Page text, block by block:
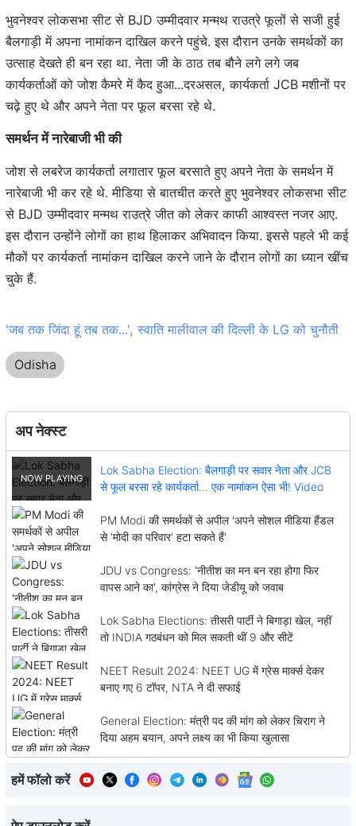
भुवनेश्वर लोकसभा सीट से BJD उम्मीदवार मन्मथ राउत्रे फूलों से सजी हुई
बैलगाड़ी में अपना नामांकन दाखिल करने पहुंचे. इस दौरान उनके समर्थकों का
उत्साह देखते ही बन रहा था. नेता जी के ठाठ तब बौने लगे लगे जब
कार्यकर्ताओं को जोश कैमरे में कैद हुआ...दरअसल, कार्यकर्ता JCB मशीनों पर
चढ़े हुए थे और अपने नेता पर फूल बरसा रहे थे.
समर्थन में नारेबाजी भी की
जोश से लबरेज कार्यकर्ता लगातार फूल बरसाते हुए अपने नेता के समर्थन में
नारेबाजी भी कर रहे थे. मीडिया से बातचीत करते हुए भुवनेश्वर लोकसभा सीट
से BJD उम्मीदवार मन्मथ राउत्रे जीत को लेकर काफी आश्वस्त नजर आए.
इस दौरान उन्होंने लोगों का हाथ हिलाकर अभिवादन किया. इससे पहले भी कई
मौकों पर कार्यकर्ता नामांकन दाखिल करने जाने के दौरान लोगों का ध्यान खींच
चुके हैं.
'जब तक जिंदा हूं तब तक...', स्वाति मालीवाल की दिल्ली के LG को चुनौती
Odisha
अप नेक्स्ट
Lok Sabha Election: बैलगाड़ी पर सवार नेता और JCB
से फूल बरसा रहे कार्यकर्ता... एक नामांकन ऐसा भी! Video
PM Modi की समर्थकों से अपील 'अपने सोशल मीडिया हैंडल
से 'मोदी का परिवार' हटा सकते हैं'
JDU vs Congress: 'नीतीश का मन बन रहा होगा फिर
वापस आने का', कांग्रेस ने दिया जेडीयू को जवाब
Lok Sabha Elections: तीसरी पार्टी ने बिगाड़ा खेल, नहीं
तो INDIA गठबंधन को मिल सकती थीं 9 और सीटें
NEET Result 2024: NEET UG में ग्रेस मार्क्स देकर
बनाए गए 6 टॉपर, NTA ने दी सफाई
General Election: मंत्री पद की मांग को लेकर चिराग ने
दिया अहम बयान, अपने लक्ष्य का भी किया खुलासा
हमें फॉलो करें